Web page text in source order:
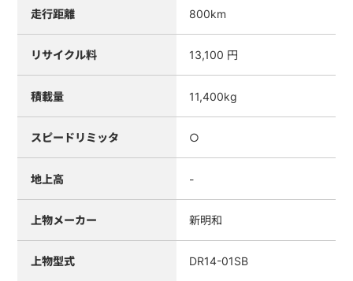
走行距離 800km
リサイクル料 13,100 円
積載量 11,400kg
スピードリミッタ ○
地上高 -
上物メーカー 新明和
上物型式 DR14-01SB